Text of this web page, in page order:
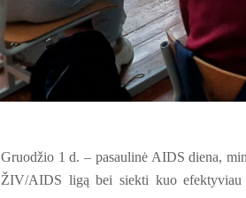
Gruodžio 1 d. – pasaulinė AIDS diena,
ŽIV/AIDS ligą bei siekti kuo